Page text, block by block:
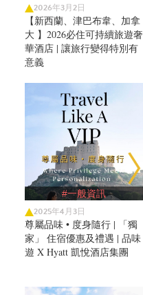
2026年3月2日
【新西蘭、津巴布韋、加拿
大 】2026必住可持續旅遊奢
華酒店 | 讓旅行變得特別有
意義
#一般資訊
2025年4月3日
尊屬品味 • 度身隨行 | 「獨
家」 住宿優惠及禮遇 | 品味
遊 X Hyatt 凱悅酒店集團